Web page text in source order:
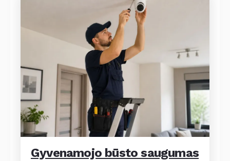
Gyvenamojo būsto saugumas